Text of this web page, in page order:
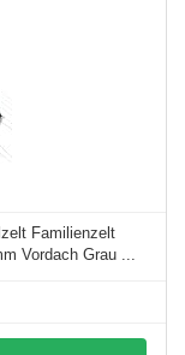
Familienzelt
Vordach Grau ...